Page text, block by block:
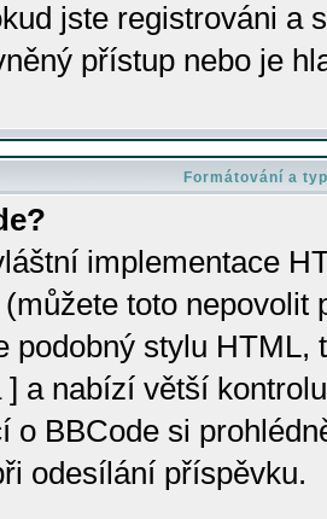
jste registrováni a
přístup nebo je
Formátování a
implementace
toto
podobný stylu HTML,
] a nabízí větší
o BBCode si
odesílání příspěvku.